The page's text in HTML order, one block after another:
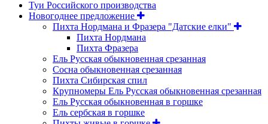
Туи Российского производства
Новогоднее предложение
Пихта Нордмана и Фразера "Датские елки"
Пихта Нордмана
Пихта Фразера
Ель Русская обыкновенная срезанная
Сосна обыкновенная срезанная
Пихта Сибирская спил
Крупномеры Ель Русская обыкновенная срезанная
Ель Русская обыкновенная в горшке
Ель сербская в горшке